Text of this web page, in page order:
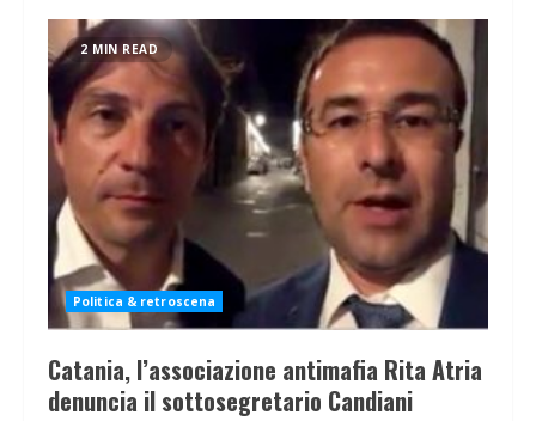
2 MIN READ
Politica & retroscena
Catania, l’associazione antimafia Rita Atria
denuncia il sottosegretario Candiani